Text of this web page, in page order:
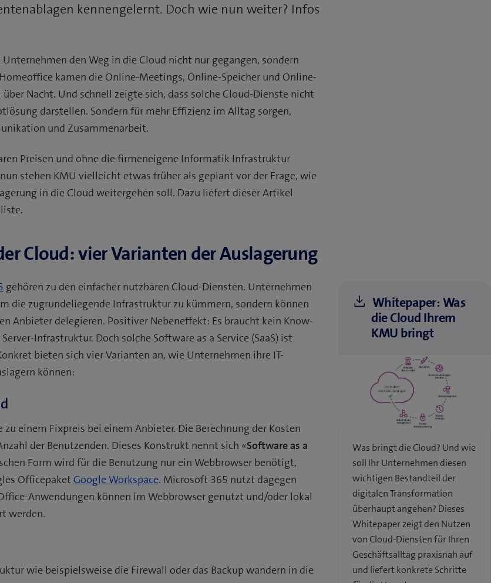
kennengelernt. Doch wie nun weiter? Infos
den Weg in die Cloud nicht nur gegangen, sondern
kamen die Online-Meetings, Online-Speicher und Online-
Nacht. Und schnell zeigte sich, dass solche Cloud-Dienste nicht
darstellen. Sondern für mehr Effizienz im Alltag sorgen,
und Zusammenarbeit.
Preisen und ohne die firmeneigene Informatik-Infrastruktur
stehen KMU vielleicht etwas früher als geplant vor der Frage, wie
in die Cloud weitergehen soll. Dazu liefert dieser Artikel
Cloud: vier Varianten der Auslagerung
Whitepaper: Was
die Cloud Ihrem
KMU bringt
Was bringt die Cloud? Und wie
soll Ihr Unternehmen diesen
wichtigen Bestandteil der
digitalen Transformation
überhaupt angehen? Dieses
Whitepaper zeigt den Nutzen
von Cloud-Diensten für Ihren
Geschäftsalltag praxisnah auf
und liefert konkrete Schritte
gehören zu den einfacher nutzbaren Cloud-Diensten. Unternehmen
die zugrundeliegende Infrastruktur zu kümmern, sondern können
Anbieter delegieren. Positiver Nebeneffekt: Es braucht kein Know-
Infrastruktur. Doch solche Software as a Service (SaaS) ist
bieten sich vier Varianten an, wie Unternehmen ihre IT-
können:
einem Fixpreis bei einem Anbieter. Die Berechnung der Kosten
der Benutzenden. Dieses Konstrukt nennt sich «Software as a
Form wird für die Benutzung nur ein Webbrowser benötigt,
Officepaket Google Workspace. Microsoft 365 nutzt dagegen
Anwendungen können im Webbrowser genutzt und/oder lokal
werden.
wie beispielsweise die Firewall oder das Backup wandern in die